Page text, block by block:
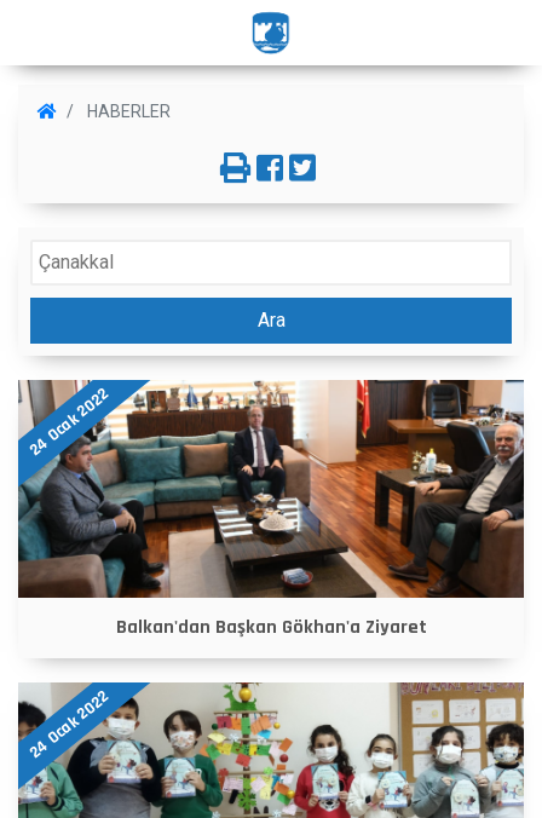
HABERLER
Ara
24 Ocak 2022
Balkan'dan Başkan Gökhan'a Ziyaret
24 Ocak 2022